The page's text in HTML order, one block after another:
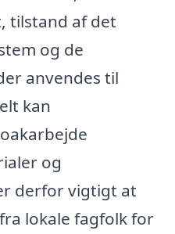
tilstand af det
og de
anvendes til
kan
og
derfor vigtigt at
lokale fagfolk for